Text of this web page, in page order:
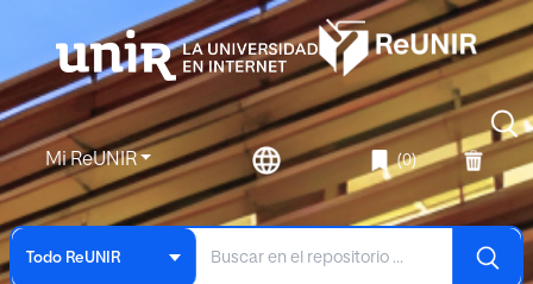
Mi ReUNIR (0)
Todo ReUNIR